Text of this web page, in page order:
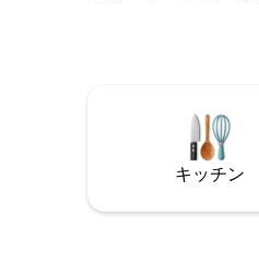
より静かで安全なエリ
クシーで15分です。 コンシェルジュサー
ビスと朝食を提供します
キッチン